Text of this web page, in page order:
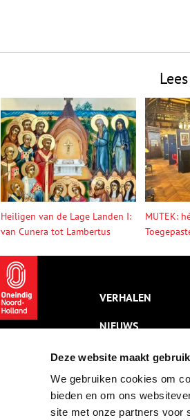
Deze website maakt
We gebruiken cookies om
bieden en om ons
site met onze partners voor
Heiligen van de Lage Landen I:
van Cunera tot Lambertus
MUTEK:
VERHALEN
NIEUWS
KALENDER
THEMA’S
ACTIVITEITEN